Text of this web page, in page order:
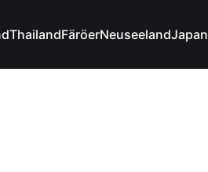
ThailandFäröerNeuseelandJapan